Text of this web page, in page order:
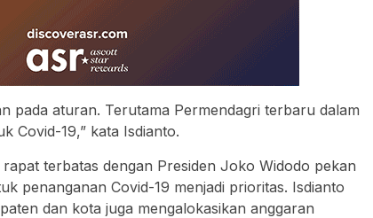
pada aturan. Terutama Permendagri terbaru dalam
Covid-19,” kata Isdianto.
terbatas dengan Presiden Joko Widodo pekan
penanganan Covid-19 menjadi prioritas. Isdianto
dan kota juga mengalokasikan anggaran